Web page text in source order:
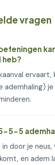
vragen
heb?
ervaart,
ademhaling)
5-5
door je
en adem